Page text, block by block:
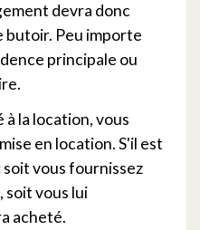
devra donc
Peu importe
principale ou
la location, vous
en location. S'il est
soit vous fournissez
soit vous lui
acheté.